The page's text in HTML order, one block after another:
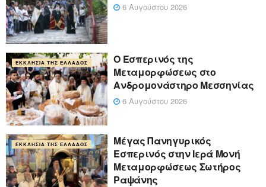
6 Αυγούστου 2026
ΕΚΚΛΗΣΊΑ ΤΗΣ ΕΛΛΆΔΟΣ
Ο Εσπερινός της
Μεταμορφώσεως στο
Ανδρομονάστηρο Μεσσηνίας
6 Αυγούστου 2026
ΕΚΚΛΗΣΊΑ ΤΗΣ ΕΛΛΆΔΟΣ
Μέγας Πανηγυρικός
Εσπερινός στην Ιερά Μονή
Μεταμορφώσεως Σωτήρος
Ραψάνης